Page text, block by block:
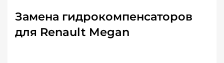
Замена гидрокомпенсаторов
для Renault Megan